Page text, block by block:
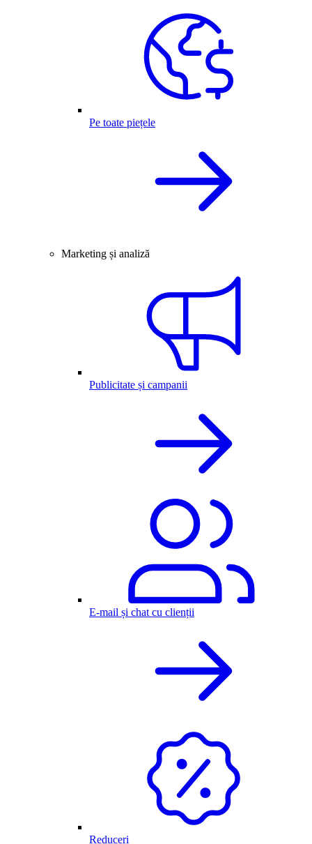
Pe toate piețele
Marketing și analiză
Publicitate și campanii
E-mail și chat cu clienții
Reduceri